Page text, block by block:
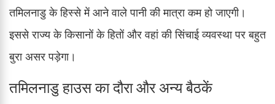
तमिलनाडु के हिस्से में आने वाले पानी की मात्रा कम हो जाएगी।
इससे राज्य के किसानों के हितों और वहां की सिंचाई व्यवस्था पर बहुत
बुरा असर पड़ेगा।
तमिलनाडु हाउस का दौरा और अन्य बैठकें